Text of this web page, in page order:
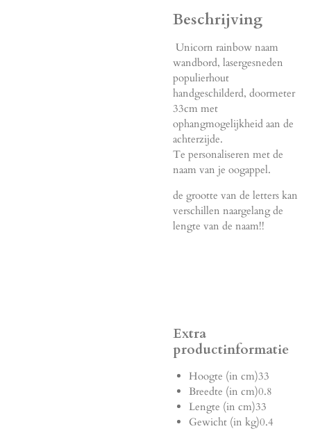
Beschrijving
Unicorn rainbow naam
wandbord, lasergesneden
populierhout
handgeschilderd, doormeter
33cm met
ophangmogelijkheid aan de
achterzijde.
Te personaliseren met de
naam van je oogappel.
de grootte van de letters kan
verschillen naargelang de
lengte van de naam!!
Extra
productinformatie
Hoogte (in cm)33
Breedte (in cm)0.8
Lengte (in cm)33
Gewicht (in kg)0.4